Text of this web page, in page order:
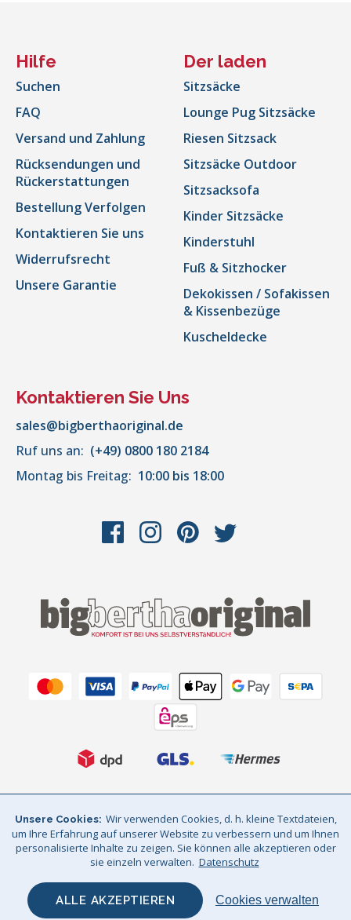
Hilfe
Suchen
FAQ
Versand und Zahlung
Rücksendungen und
Rückerstattungen
Bestellung Verfolgen
Kontaktieren Sie uns
Widerrufsrecht
Unsere Garantie
Der laden
Sitzsäcke
Lounge Pug Sitzsäcke
Riesen Sitzsack
Sitzsäcke Outdoor
Sitzsacksofa
Kinder Sitzsäcke
Kinderstuhl
Fuß & Sitzhocker
Dekokissen / Sofakissen
& Kissenbezüge
Kuscheldecke
Kontaktieren Sie Uns
sales@bigberthaoriginal.de
Ruf uns an: (+49) 0800 180 2184
Montag bis Freitag: 10:00 bis 18:00
Sitemap
© Big Bertha Original 2026
Wir liefern nach deutschland und österreich / GHS Retail Ltd / Mwst:
DE310961143 / AT 74932601
Unsere Cookies
Wir verwenden Cookies, d. h. kleine Textdateien,
um Ihre Erfahrung auf unserer Website zu verbessern und um Ihnen
personalisierte Inhalte zu zeigen. Sie können alle akzeptieren oder
sie einzeln verwalten. Datenschutz
ALLE AKZEPTIEREN Cookies verwalten